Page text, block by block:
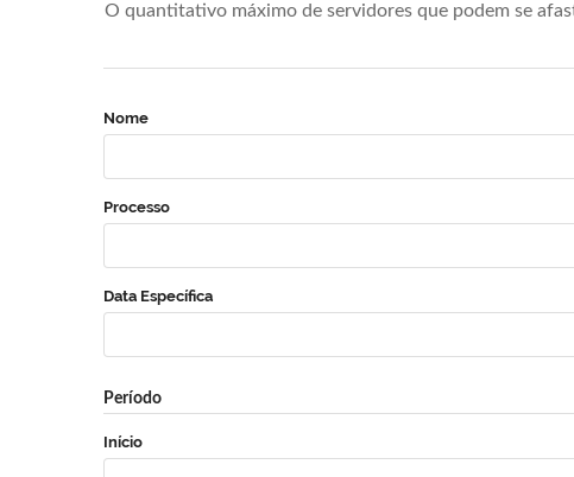
O quantitativo máximo de servidores que podem se
Nome
Processo
Data Específica
Período
Início